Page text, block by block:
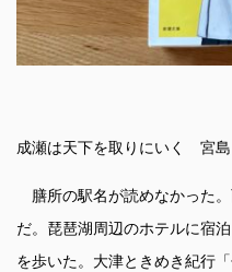
成瀬は天下を取りにいく 宮
膳所の駅名が読めなかった
だ。琵琶湖周辺のホテルに宿
を歩いた。大津ときめき紀行